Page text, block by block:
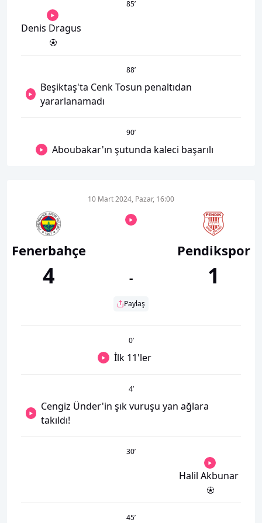
85’
Denis Dragus
88’
Beşiktaş'ta Cenk Tosun penaltıdan
yararlanamadı
90’
Aboubakar'ın şutunda kaleci başarılı
Fenerbahçe
4
10 Mart 2024, Pazar, 16:00
-
Paylaş
Pendikspor
1
0’
İlk 11'ler
4’
Cengiz Ünder'in şık vuruşu yan ağlara
takıldı!
30’
Halil Akbunar
45’